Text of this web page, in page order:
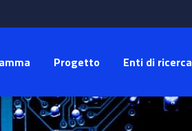
Progetto Enti di ricerca